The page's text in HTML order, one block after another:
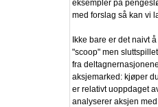
eksempler på
med forslag så kan vi
Ikke bare er det naivt
"scoop" men
fra
aksjemarked: kjøper
er relativt uoppdaget
analyserer aksjen